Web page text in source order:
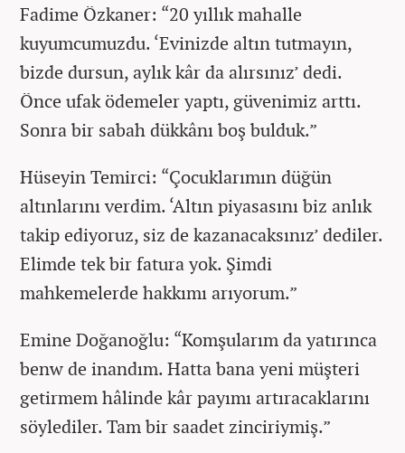
Fadime Özkaner: “20 yıllık mahalle
kuyumcumuzdu. ‘Evinizde altın tutmayın,
bizde dursun, aylık kâr da alırsınız’ dedi.
Önce ufak ödemeler yaptı, güvenimiz arttı.
Sonra bir sabah dükkânı boş bulduk.”
Hüseyin Temirci: “Çocuklarımın düğün
altınlarını verdim. ‘Altın piyasasını biz anlık
takip ediyoruz, siz de kazanacaksınız’ dediler.
Elimde tek bir fatura yok. Şimdi
mahkemelerde hakkımı arıyorum.”
Emine Doğanoğlu: “Komşularım da yatırınca
benw de inandım. Hatta bana yeni müşteri
getirmem hâlinde kâr payımı artıracaklarını
söylediler. Tam bir saadet zinciriymiş.”